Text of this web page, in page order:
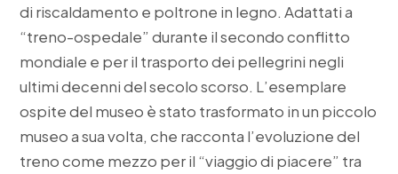
di riscaldamento e poltrone in legno. Adattati a
“treno-ospedale” durante il secondo conflitto
mondiale e per il trasporto dei pellegrini negli
ultimi decenni del secolo scorso. L’esemplare
ospite del museo è stato trasformato in un piccolo
museo a sua volta, che racconta l’evoluzione del
treno come mezzo per il “viaggio di piacere” tra